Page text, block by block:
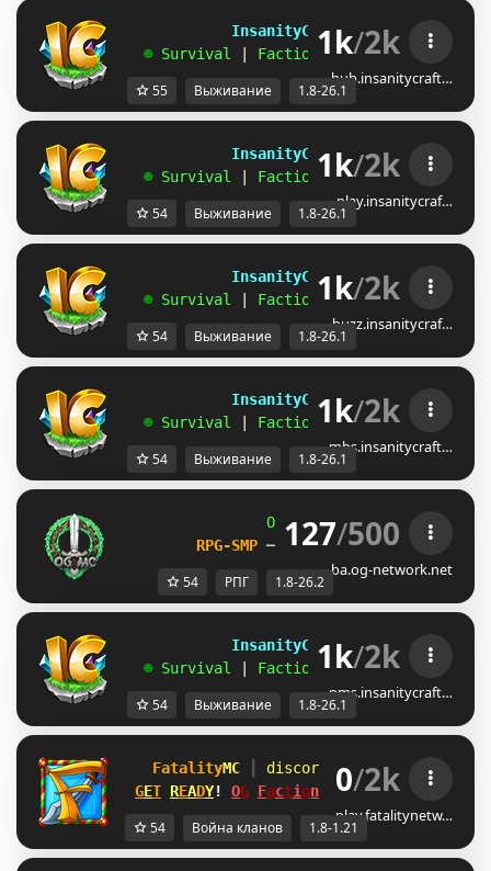
InsanityCraft || 1.8 - 26.1
☻ Survival Factions | Skyblock
1k/2k
hub.insanitycraft…
55 Выживание 1.8-26.1
InsanityCraft || 1.8 - 26.1
☻ Survival Factions | Skyblock
1k/2k
play.insanitycraf…
54 Выживание 1.8-26.1
InsanityCraft || 1.8 - 26.1
☻ Survival Factions | Skyblock
1k/2k
buzz.insanitycraf…
54 Выживание 1.8-26.1
InsanityCraft || 1.8 - 26.1
☻ Survival Factions | Skyblock
1k/2k
mbs.insanitycraft…
54 Выживание 1.8-26.1
OG -Network | 1.8 - 26.2
RPG-SMP ─ CIV FACTIONS ─ SMP
127/500
ba.og-network.net
54 РПГ 1.8-26.2
InsanityCraft || 1.8 - 26.1
☻ Survival Factions | Skyblock
1k/2k
pms.insanitycraft…
54 Выживание 1.8-26.1
FatalityMC discord.gg/fatalitymc
GET READY! OG Faction MAP #14 SATURDAY!
0/2k
play.fatalitynetw…
54 Война кланов 1.8-1.21